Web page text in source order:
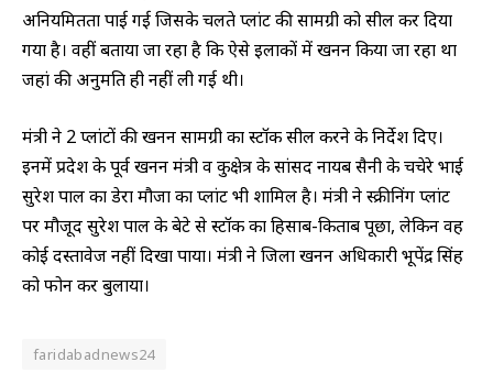
अनियमितता पाई गई जिसके चलते प्लांट की सामग्री को सील कर दिया
गया है। वहीं बताया जा रहा है कि ऐसे इलाकों में खनन किया जा रहा था
जहां की अनुमति ही नहीं ली गई थी।
मंत्री ने 2 प्लांटों की खनन सामग्री का स्टॉक सील करने के निर्देश दिए।
इनमें प्रदेश के पूर्व खनन मंत्री व कुरुक्षेत्र के सांसद नायब सैनी के चचेरे भाई
सुरेश पाल का डेरा मौजा का प्लांट भी शामिल है। मंत्री ने स्क्रीनिंग प्लांट
पर मौजूद सुरेश पाल के बेटे से स्टॉक का हिसाब-किताब पूछा, लेकिन वह
कोई दस्तावेज नहीं दिखा पाया। मंत्री ने जिला खनन अधिकारी भूपेंद्र सिंह
को फोन कर बुलाया।
faridabadnews24